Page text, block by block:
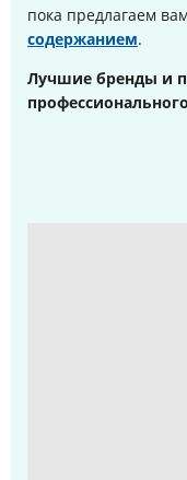
пока предлагаем
содержанием.
Лучшие бренды и